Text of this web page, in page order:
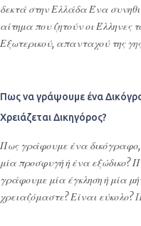
δεκτά στην Ελλάδα Ένα
αίτημα που ζητούν οι Έλληνες
Εξωτερικού, απανταχού της
αντικλήτους τους στην Ελλάδα.
σύνταξης αυτών των
υποθέσεων τους στην Ελλάδα ή
οποιασδήποτε εκπροσώπησης –
αντιπροσώπευσης τους στην
πληρεξούσια αυτά ορίζουν
Πως να γράψουμε ένα
Χρειάζεται Δικηγόρος?
Πως γράφουμε ένα
μία προσφυγή ή ένα εξώδικο?
γράφουμε μία έγκληση ή μία
χρειαζόμαστε? Είναι εύκολο?